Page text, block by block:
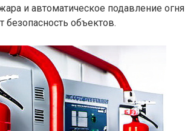
и автоматическое подавление огня
безопасность объектов.